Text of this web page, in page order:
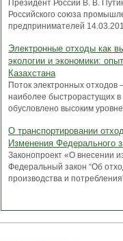
Президент России В. В.
Российского союза
предпринимателей
Электронные отходы как
экологии и экономики: опыт
Казахстана
Поток электронных отходов
наиболее быстрорастущих в
обусловлено высоким
О транспортировании
Изменения Федерального
Законопроект «О внесении
Федеральный закон “Об
производства и